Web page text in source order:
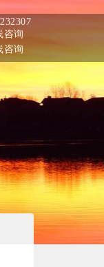
咨询
咨询